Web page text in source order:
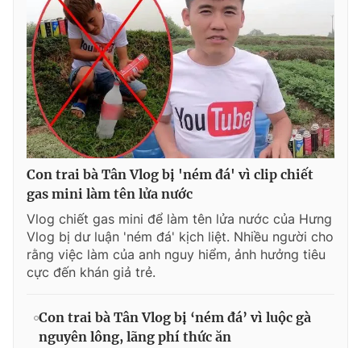
Con trai bà Tân Vlog bị 'ném đá' vì clip chiết
gas mini làm tên lửa nước
Vlog chiết gas mini để làm tên lửa nước của Hưng
Vlog bị dư luận 'ném đá' kịch liệt. Nhiều người cho
rằng việc làm của anh nguy hiểm, ảnh hưởng tiêu
cực đến khán giả trẻ.
Con trai bà Tân Vlog bị ‘ném đá’ vì luộc gà
nguyên lông, lãng phí thức ăn